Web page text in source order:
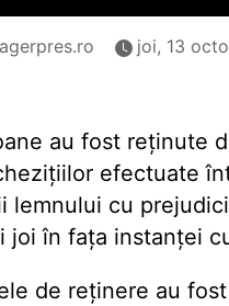
agerpres.ro joi, 13
au fost reținute
efectuate
lemnului cu
joi în fața instanței
de reținere au